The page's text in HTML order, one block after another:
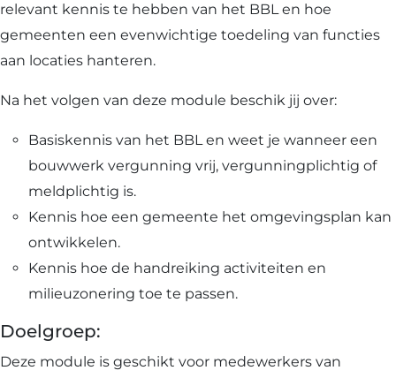
relevant kennis te hebben van het BBL en hoe
gemeenten een evenwichtige toedeling van functies
aan locaties hanteren.
Na het volgen van deze module beschik jij over:
Basiskennis van het BBL en weet je wanneer een
bouwwerk vergunning vrij, vergunningplichtig of
meldplichtig is.
Kennis hoe een gemeente het omgevingsplan kan
ontwikkelen.
Kennis hoe de handreiking activiteiten en
milieuzonering toe te passen.
Doelgroep:
Deze module is geschikt voor medewerkers van